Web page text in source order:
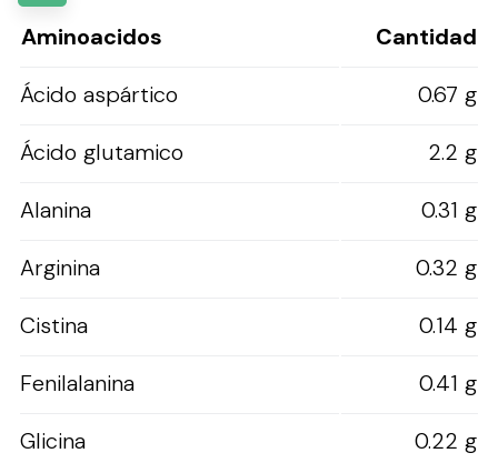
Aminoacidos
Cantidad
Ácido aspártico
0.67 g
Ácido glutamico
2.2 g
Alanina
0.31 g
Arginina
0.32 g
Cistina
0.14 g
Fenilalanina
0.41 g
Glicina
0.22 g